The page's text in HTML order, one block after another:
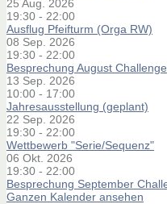
25 Aug. 2026
19:30 - 22:00
Ausflug Pfeifturm (Orga RW)
08 Sep. 2026
19:30 - 22:00
Besprechung August Challenge
13 Sep. 2026
10:00 - 17:00
Jahresausstellung (geplant)
22 Sep. 2026
19:30 - 22:00
Wettbewerb "Serie/Sequenz"
06 Okt. 2026
19:30 - 22:00
Besprechung September
Ganzen Kalender ansehen